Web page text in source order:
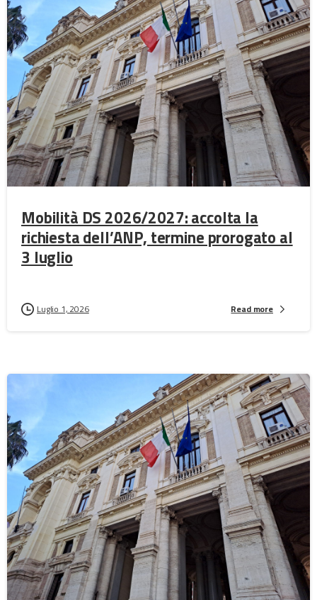
Mobilità DS 2026/2027: accolta la
richiesta dell’ANP, termine prorogato al
3 luglio
Luglio 1, 2026 Read more